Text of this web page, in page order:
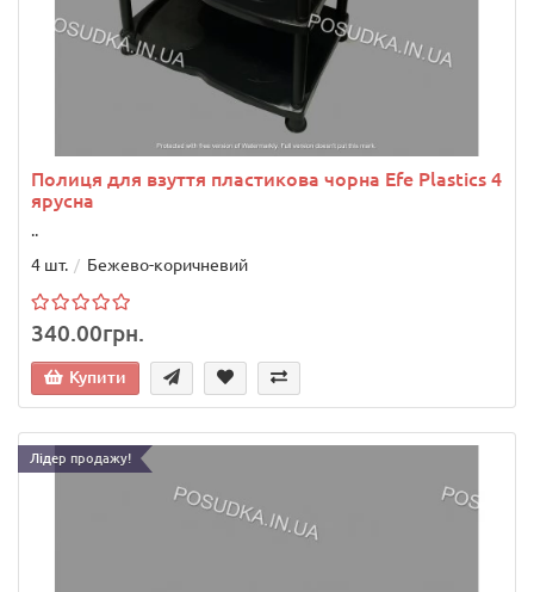
Полиця для взуття пластикова чорна Efe Plastics 4
ярусна
..
4 шт.
Бежево-коричневий
340.00грн.
Купити
Лідер продажу!